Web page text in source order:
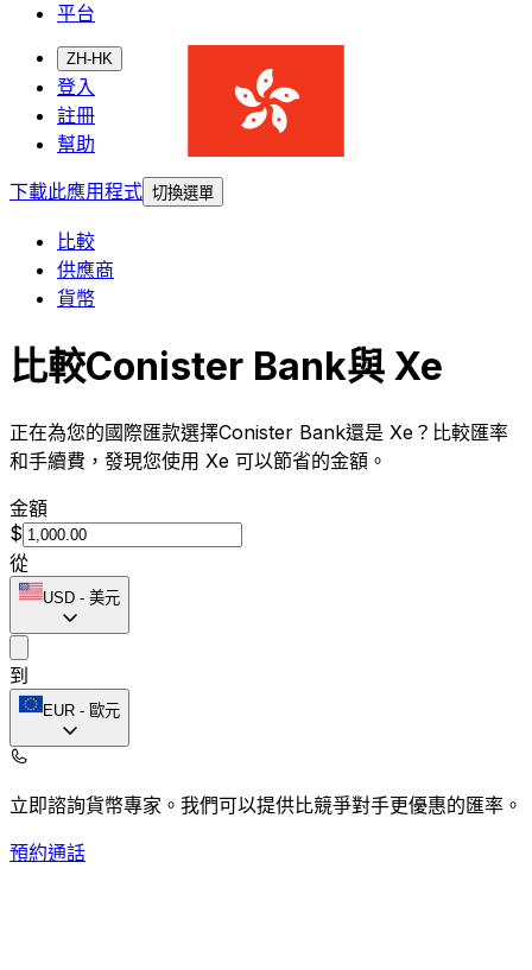
平台
ZH-HK
登入
註冊
幫助
下載此應用程式 切換選單
比較
供應商
貨幣
比較Conister Bank與 Xe
正在為您的國際匯款選擇Conister Bank還是 Xe？比較匯率
和手續費，發現您使用 Xe 可以節省的金額。
金額
$
從
USD - 美元
到
EUR - 歐元
立即諮詢貨幣專家。 我們可以提供比競爭對手更優惠的匯率。
預約通話